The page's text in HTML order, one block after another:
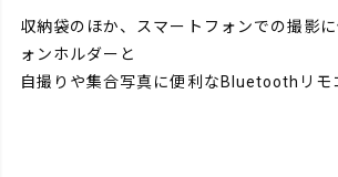
収納袋のほか、スマートフォンでの撮影
ォンホルダーと
自撮りや集合写真に便利なBluetoothリモ